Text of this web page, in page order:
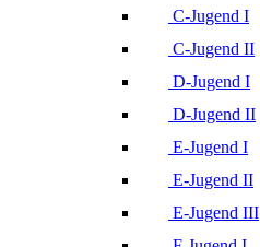
C-Jugend I
C-Jugend II
D-Jugend I
D-Jugend II
E-Jugend I
E-Jugend II
E-Jugend III